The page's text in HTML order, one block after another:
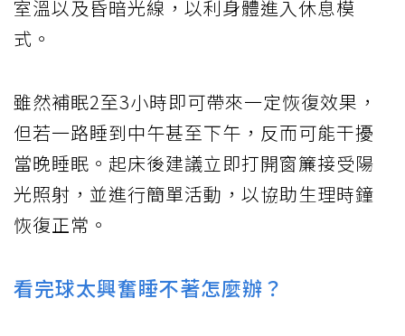
室溫以及昏暗光線，以利身體進入休息模
式。
雖然補眠2至3小時即可帶來一定恢復效果，
但若一路睡到中午甚至下午，反而可能干擾
當晚睡眠。起床後建議立即打開窗簾接受陽
光照射，並進行簡單活動，以協助生理時鐘
恢復正常。
看完球太興奮睡不著怎麼辦？